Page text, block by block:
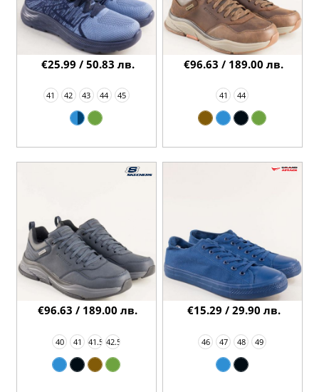
41 42 43 44 45
€25.99 / 50.83 лв.
41 44
€96.63 / 189.00 лв.
40 41 41.5 42.5
€96.63 / 189.00 лв.
46 47 48 49
€15.29 / 29.90 лв.